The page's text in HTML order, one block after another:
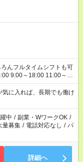
9:00～18:00 11:00～
※法令に基づき、週20時
ります ※労働者派遣法
間・短期間の就業はご
に入れば、長期でも働け
中 / 副業・WワークOK /
量募集 / 電話対応なし / パ
詳細へ